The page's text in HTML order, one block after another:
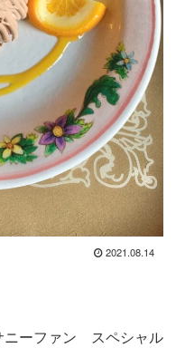
2021.08.14
ニーファン スペシャル